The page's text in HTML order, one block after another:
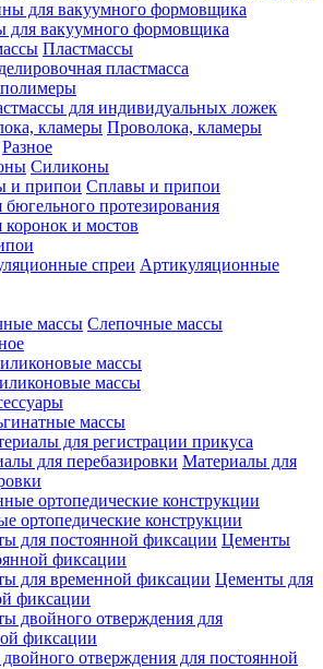
для вакуумного формовщика
Пластмассы
пластмасса
для индивидуальных ложек
Проволока, кламеры
Разное
Силиконы
Сплавы и припои
бюгельного протезирования
коронок и мостов
Артикуляционные
Слепочные массы
массы
массы
массы
для регистрации прикуса
Материалы для
ортопедические конструкции
Цементы
фиксации
Цементы для
фиксации
отверждения для постоянной